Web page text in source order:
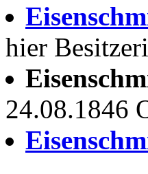
hier
24.08.1846